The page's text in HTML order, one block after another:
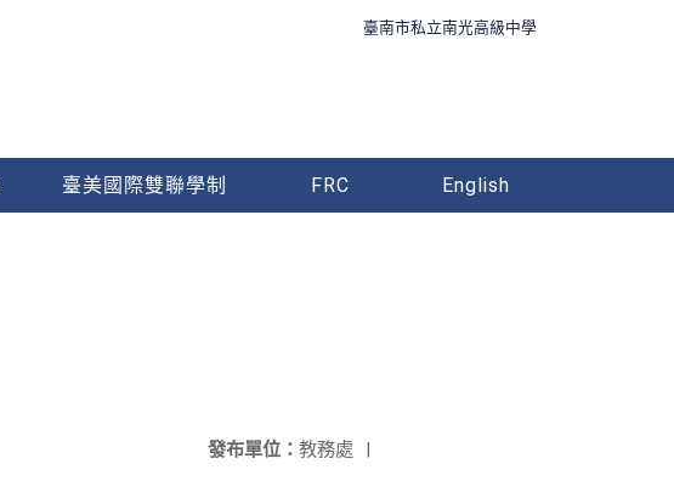
臺南市私立南光高級中學
臺美國際雙聯學制 FRC English
發布單位： 教務處 |